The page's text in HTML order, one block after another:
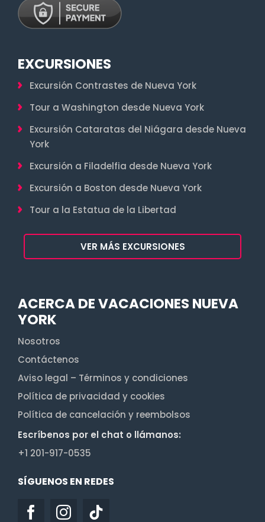
EXCURSIONES
Excursión Contrastes de Nueva York
Tour a Washington desde Nueva York
Excursión Cataratas del Niágara desde Nueva
York
Excursión a Filadelfia desde Nueva York
Excursión a Boston desde Nueva York
Tour a la Estatua de la Libertad
VER MÁS EXCURSIONES
ACERCA DE VACACIONES NUEVA
YORK
Nosotros
Contáctenos
Aviso legal – Términos y condiciones
Política de privacidad y cookies
Política de cancelación y reembolsos
Escríbenos por el chat o llámanos:
+1 201-917-0535
SÍGUENOS EN REDES